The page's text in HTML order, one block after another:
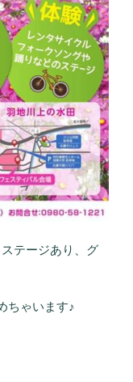
テージあり、グ
ちゃいます♪